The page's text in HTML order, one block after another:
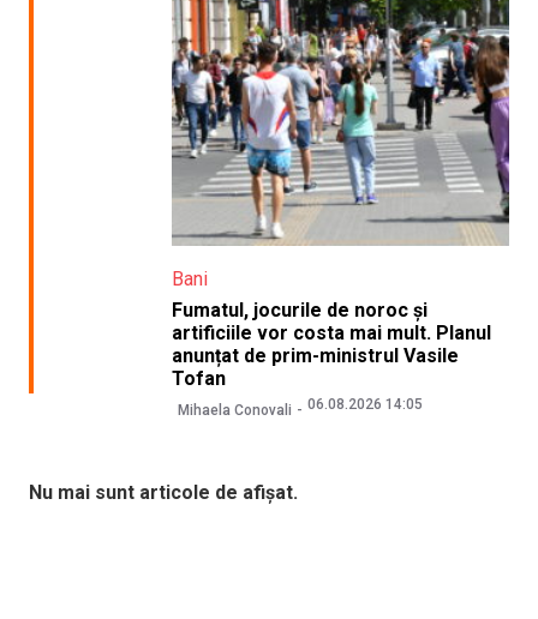
Bani
Fumatul, jocurile de noroc și
artificiile vor costa mai mult. Planul
anunțat de prim-ministrul Vasile
Tofan
Mihaela Conovali 06.08.2026 14:05
Nu mai sunt articole de afișat.